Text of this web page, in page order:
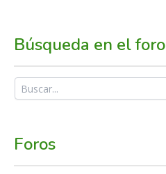
Búsqueda en el foro
Foros